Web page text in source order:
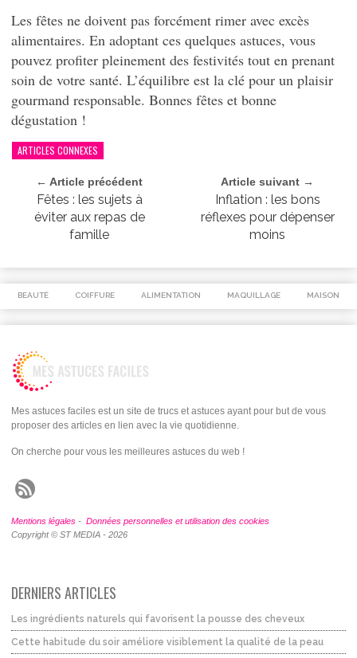
Les fêtes ne doivent pas forcément rimer avec excès
alimentaires. En adoptant ces quelques astuces, vous
pouvez profiter pleinement des festivités tout en prenant
soin de votre santé. L’équilibre est la clé pour un plaisir
gourmand responsable. Bonnes fêtes et bonne
dégustation !
ARTICLES CONNEXES
← Article précédent
Fêtes : les sujets à
éviter aux repas de
famille
Article suivant →
Inflation : les bons
réflexes pour dépenser
moins
BEAUTÉ COIFFURE ALIMENTATION MAQUILLAGE MAISON
Mes astuces faciles est un site de trucs et astuces ayant pour but de vous
proposer des articles en lien avec la vie quotidienne.
On cherche pour vous les meilleures astuces du web !
Mentions légales - Données personnelles et utilisation des cookies
Copyright © ST MEDIA - 2026
DERNIERS ARTICLES
Les ingrédients naturels qui favorisent la pousse des cheveux
Cette habitude du soir améliore visiblement la qualité de la peau